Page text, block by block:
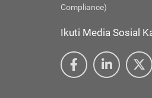
Compliance)
Ikuti Media Sosial